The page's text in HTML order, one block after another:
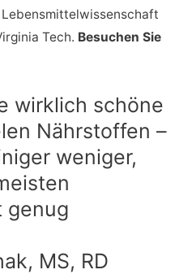
Tech. Besuchen Sie
wirklich schöne
Nährstoffen –
weniger,
genug
MS, RD